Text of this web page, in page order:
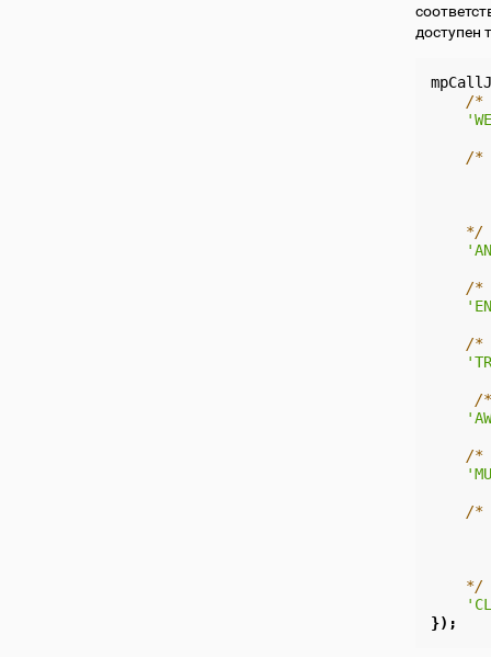
доступен
/*
/*
    */
/*
/*
/*
/*
/*
    */
});